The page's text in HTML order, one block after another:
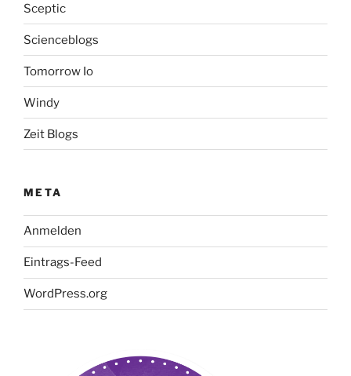
Sceptic
Scienceblogs
Tomorrow Io
Windy
Zeit Blogs
META
Anmelden
Eintrags-Feed
WordPress.org